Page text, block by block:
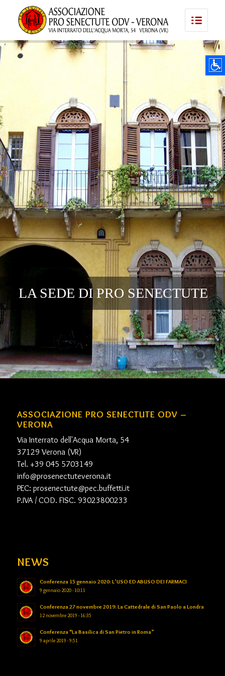
LA SEDE DI PRO SENECTUTE
ASSOCIAZIONE PRO SENECTUTE ODV –
VERONA
Via Interrato dell'Acqua Morta, 54
37129 Verona (VR)
Tel. +39 045 5703149
info@prosenectuteverona.it
PEC: prosenectute@pec.buffetti.it
P.IVA / COD. FISC. 93023800233
NEWS
Conferenza 15 gennaio 2020: L’USO ED ABUSO DEI FARMACI
9 gennaio 2020 - 10:11
Conferenza 27 novembre 2019: La Cattedrale di San Paolo a Londra
12 novembre 2019 - 16:35
Conferenza “La Basilica di San Pietro in Roma”
9 aprile 2019 - 9:51